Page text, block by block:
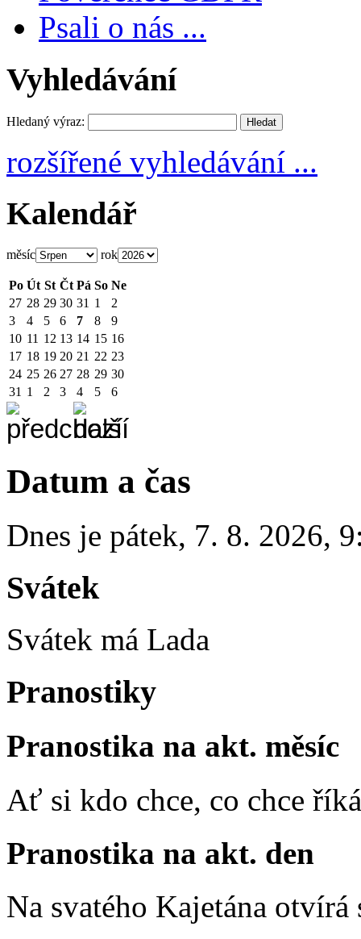
Psali o nás ...
Vyhledávání
Hledaný výraz:
rozšířené vyhledávání ...
Kalendář
měsíc rok
Po Út St Čt Pá So Ne
27 28 29 30 31 1
2
3
4 5 6 7 8
9
10 11 12 13 14 15 16
17 18 19 20 21 22 23
24 25 26 27 28 29 30
31 1 2 3 4 5 6
Datum a čas
Dnes je pátek, 7. 8. 2026,
Svátek
Svátek má Lada
Pranostiky
Pranostika na akt. měsíc
Ať si kdo chce, co chce
Pranostika na akt. den
Na svatého Kajetána otvírá